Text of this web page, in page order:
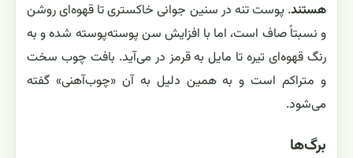
هستند. پوست تنه در سنین جوانی خاکستری تا قهوه‌ای روشن
و نسبتاً صاف است، اما با افزایش سن پوسته‌پوسته شده و به
رنگ قهوه‌ای تیره تا مایل به قرمز در می‌آید. بافت چوب سخت
و متراکم است و به همین دلیل به آن «چوب‌آهنی» گفته
می‌شود.
برگ‌ها